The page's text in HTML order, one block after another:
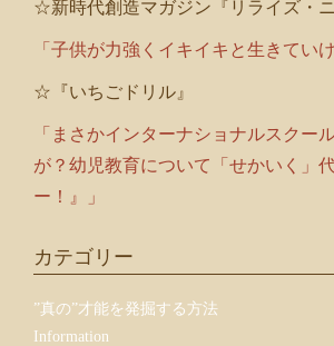
☆新時代創造マガジン『リライズ・ニ
「子供が力強くイキイキと生きてい
☆『いちごドリル』
「まさかインターナショナルスクー
が？幼児教育について「せかいく」
ー！』」
カテゴリー
”真の”才能を発掘する方法
Information